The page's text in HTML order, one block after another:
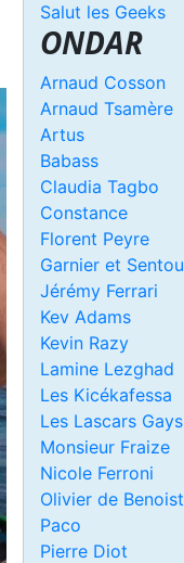
Salut les Geeks
ONDAR
Arnaud Cosson
Arnaud Tsamère
Artus
Babass
Claudia Tagbo
Constance
Florent Peyre
Garnier et Sentou
Jérémy Ferrari
Kev Adams
Kevin Razy
Lamine Lezghad
Les Kicékafessa
Les Lascars Gays
Monsieur Fraize
Nicole Ferroni
Olivier de Benoist
Paco
Pierre Diot